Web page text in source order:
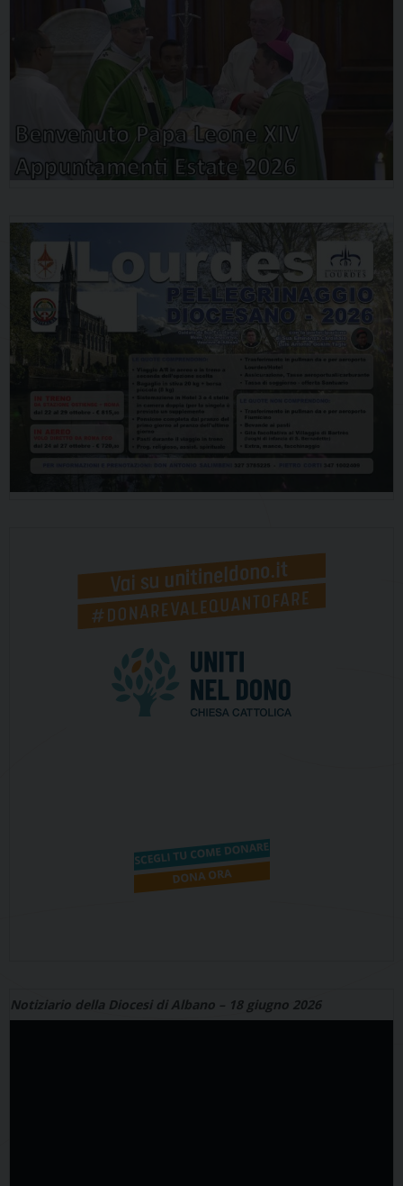
Notiziario della Diocesi di Albano – 18 giugno 2026